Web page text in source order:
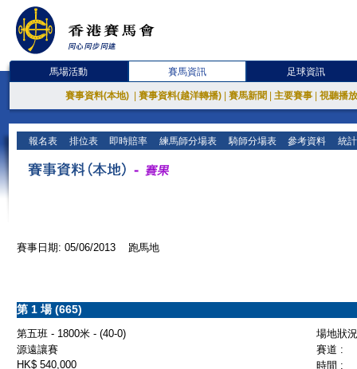
馬場活動 賽馬資訊 足球資訊
賽事資料(本地) 賽事資料(越洋轉播) 賽馬新聞 主要賽事 視聽播
報名表 排位表 即時賠率 練馬師分場表 騎師分場表 參考資料 統
賽事日期: 05/06/2013 跑馬地
第 1 場 (665)
第五班 - 1800米 - (40-0)
場地狀
源遠讓賽
賽道 :
HK$ 540,000
時間 :